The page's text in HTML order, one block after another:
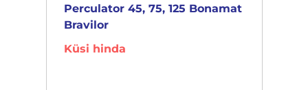
Perculator 45, 75, 125 Bonamat
Bravilor
Küsi hinda